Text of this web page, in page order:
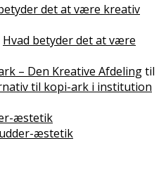
det at være kreativ
Hvad betyder det at være
– Den Kreative Afdelingtil
til kopi-ark i institution
æstetik
æstetik